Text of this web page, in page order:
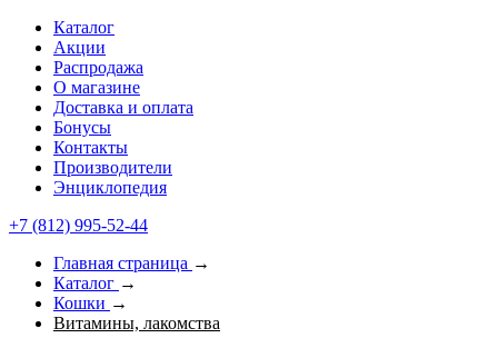
Каталог
Акции
Распродажа
О магазине
Доставка и оплата
Бонусы
Контакты
Производители
Энциклопедия
+7 (812) 995-52-44
Главная страница →
Каталог →
Кошки →
Витамины, лакомства